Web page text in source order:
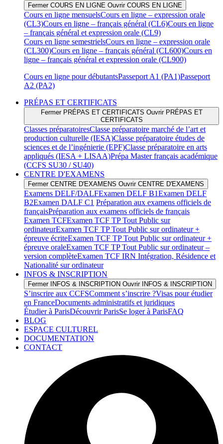
Fermer COURS EN LIGNE Ouvrir COURS EN LIGNE
Cours en ligne mensuelsCours en ligne – expression orale
(CL3)Cours en ligne – français général (CL6)Cours en ligne
– français général et expression orale (CL9)
Cours en ligne semestrielsCours en ligne – expression orale
(CL300)Cours en ligne – français général (CL600)Cours en
ligne – français général et expression orale (CL900)
Cours en ligne pour débutantsPasseport A1 (PA1)Passeport
A2 (PA2)
PRÉPAS ET CERTIFICATS
Fermer PRÉPAS ET CERTIFICATS Ouvrir PRÉPAS ET
CERTIFICATS
Classes préparatoiresClasse préparatoire marché de l’art et
production culturelle (IESA)Classe préparatoire études de
sciences et de l’ingénierie (EPF)Classe préparatoire en arts
appliqués (IESA + LISAA)Prépa Master français académique
(CCFS SU30 / SU40)
CENTRE D'EXAMENS
Fermer CENTRE D'EXAMENS Ouvrir CENTRE D'EXAMENS
Examens DELF/DALFExamen DELF B1Examen DELF
B2Examen DALF C1 Préparation aux examens officiels de
françaisPréparation aux examens officiels de français
Examen TCFExamen TCF TP Tout Public sur
ordinateurExamen TCF TP Tout Public sur ordinateur +
épreuve écriteExamen TCF TP Tout Public sur ordinateur +
épreuve oraleExamen TCF TP Tout Public sur ordinateur –
version complèteExamen TCF IRN Intégration, Résidence et
Nationalité sur ordinateur
INFOS & INSCRIPTION
Fermer INFOS & INSCRIPTION Ouvrir INFOS & INSCRIPTION
S’inscrire aux CCFSComment s’inscrire ?Visas pour étudier
en FranceDocuments administratifs et juridiques
Étudier à ParisDécouvrir ParisSe loger à ParisFAQ
BLOG
ESPACE CULTUREL
DOCUMENTATION
CONTACT